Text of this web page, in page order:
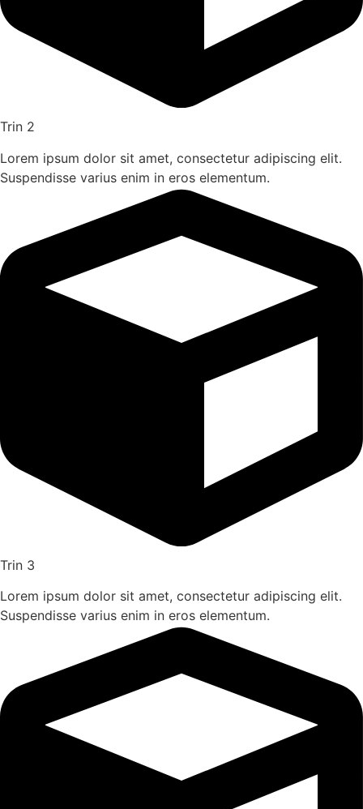
Trin 2
Lorem ipsum dolor sit amet, consectetur adipiscing elit.
Suspendisse varius enim in eros elementum.
Trin 3
Lorem ipsum dolor sit amet, consectetur adipiscing elit.
Suspendisse varius enim in eros elementum.